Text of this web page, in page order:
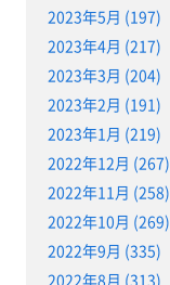
2023年5月 (197)
2023年4月 (217)
2023年3月 (204)
2023年2月 (191)
2023年1月 (219)
2022年12月 (267)
2022年11月 (258)
2022年10月 (269)
2022年9月 (335)
2022年8月 (313)